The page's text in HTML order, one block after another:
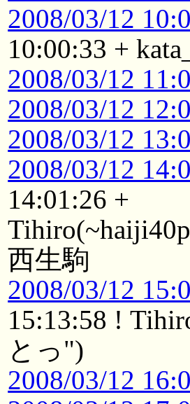
2008/03/12
10:00:33 +
2008/03/12
2008/03/12
2008/03/12
2008/03/12
14:01:26 +
西生駒
2008/03/12
15:13:58 !
とっ")
2008/03/12